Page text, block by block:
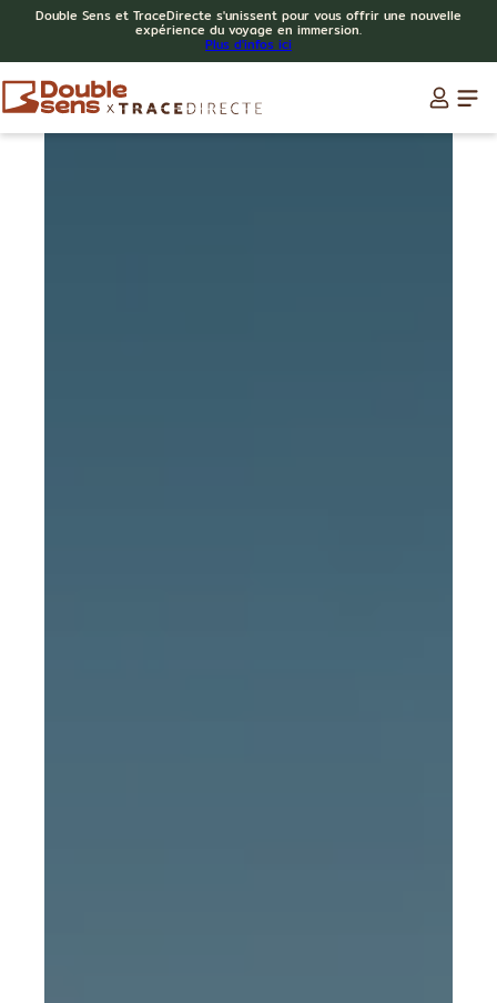
Double Sens et TraceDirecte s'unissent pour vous offrir une nouvelle
expérience du voyage en immersion.
Plus d'infos ici